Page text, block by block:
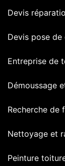
Devis
Devis pose de
Entreprise de
Démoussage
Recherche de
Nettoyage et
Peinture